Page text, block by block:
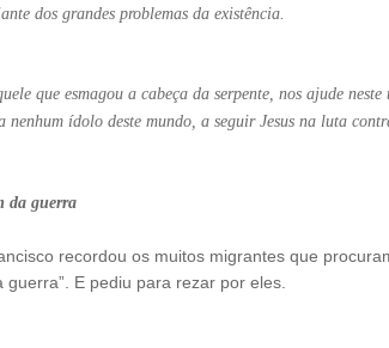
dos grandes problemas da existência.
que esmagou a cabeça da serpente, nos ajude
nenhum ídolo deste mundo, a seguir Jesus na luta
da guerra
recordou os muitos migrantes que
E pediu para rezar por eles.